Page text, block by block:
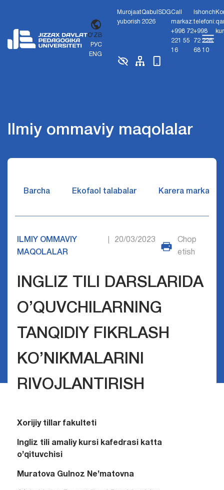
O'ZB
РУС
ENG
Murojaat
yuborish
Qabul
2026
SDGCall
markaz:
+998 72
221 55
16
Ishonch
telefoni:
+998
72 226
68 10
Ilmiy ommaviy maqolalar
Barcha Ekofaol talabalar Karera markazi
ILMIY OMMAVIY
MAQOLALAR
20/03/2023
Chop
etish
INGLIZ TILI DARSLARIDA
O’QUVCHILARNING
TANQIDIY FIKRLASH
KO’NIKMALARINI
RIVOJLANTIRISH
Xorijiy tillar fakulteti
Ingliz tili amaliy kursi kafedrasi katta
o’qituvchisi
Muratova Gulnoz Ne’matovna